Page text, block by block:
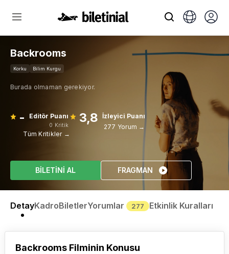
Backrooms
Korku Bilim Kurgu
Burada olmaman gerekiyor.
- Editör Puanı
0 Kritik
Tüm Kritikler →
3,8 İzleyici Puanı
277 Yorum →
BİLETİNİ AL FRAGMAN
DetayKadroBiletlerYorumlar 277 Etkinlik Kuralları
Backrooms Filminin Konusu